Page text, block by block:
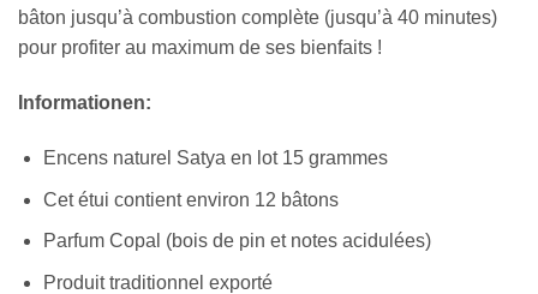
bâton jusqu’à combustion complète (jusqu’à 40 minutes)
pour profiter au maximum de ses bienfaits !
Informationen:
Encens naturel Satya en lot 15 grammes
Cet étui contient environ 12 bâtons
Parfum Copal (bois de pin et notes acidulées)
Produit traditionnel exporté